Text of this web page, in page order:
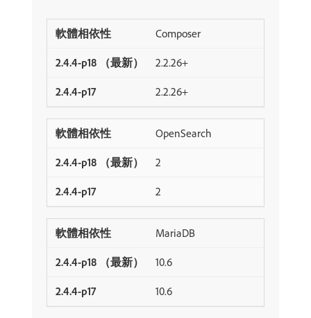
Composer
2.2.26+
2.2.26+
OpenSearch
2
2
MariaDB
10.6
10.6